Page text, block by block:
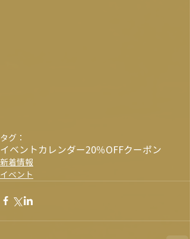
タグ：
イベントカレンダー20％OFFクーポン
新着情報
イベント